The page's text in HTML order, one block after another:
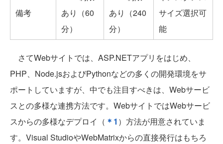
備考
あり（60
分）
あり（240
分）
サイズ選択可
能
さてWebサイトでは、ASP.NETアプリをはじめ、
PHP、Node.jsおよびPythonなどの多くの開発環境をサ
ポートしていますが、中でも注目すべきは、Webサービ
スとの多様な連携方法です。WebサイトではWebサービ
スからの多様なデプロイ（ ＊1 ）方法が用意されていま
す。Visual StudioやWebMatrixからの直接発行はもちろ